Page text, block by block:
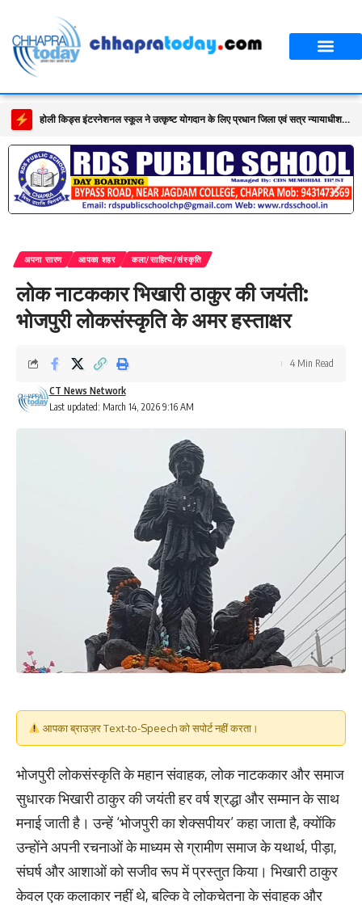
होली किड्स इंटरनेशनल स्कूल ने उत्कृष्ट योगदान के लिए प्रधान जिला एवं सत्र न्यायाधीश पुनीत कुमार गर्ग को किया सम्मानित
अपना सारण आपका शहर कला/साहित्य/संस्कृति
लोक नाटककार भिखारी ठाकुर की जयंती:
भोजपुरी लोकसंस्कृति के अमर हस्ताक्षर
Last updated: March 14, 2026 9:16 AM
CT News Network
4 Min Read
आपका ब्राउज़र Text-to-Speech को सपोर्ट नहीं करता।
भोजपुरी लोकसंस्कृति के महान संवाहक, लोक नाटककार और समाज
सुधारक भिखारी ठाकुर की जयंती हर वर्ष श्रद्धा और सम्मान के साथ
मनाई जाती है। उन्हें ‘भोजपुरी का शेक्सपीयर’ कहा जाता है, क्योंकि
उन्होंने अपनी रचनाओं के माध्यम से ग्रामीण समाज के यथार्थ, पीड़ा,
संघर्ष और आशाओं को सजीव रूप में प्रस्तुत किया। भिखारी ठाकुर
केवल एक कलाकार नहीं थे, बल्कि वे लोकचेतना के संवाहक और